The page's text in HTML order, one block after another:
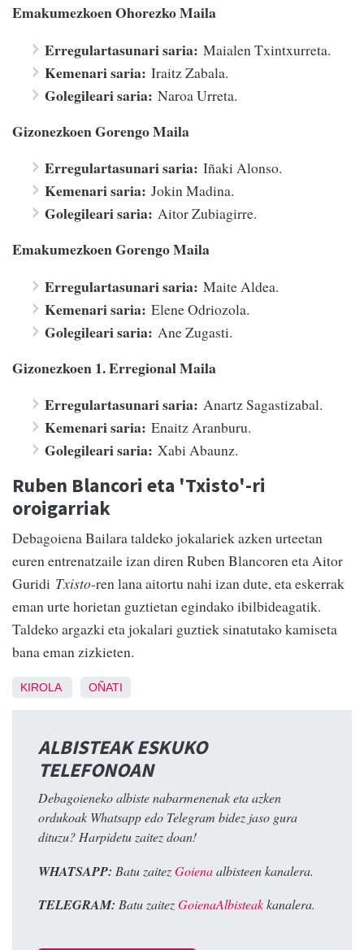
Emakumezkoen Ohorezko Maila
Erregulartasunari saria: Maialen Txintxurreta.
Kemenari saria: Iraitz Zabala.
Golegileari saria: Naroa Urreta.
Gizonezkoen Gorengo Maila
Erregulartasunari saria: Iñaki Alonso.
Kemenari saria: Jokin Madina.
Golegileari saria: Aitor Zubiagirre.
Emakumezkoen Gorengo Maila
Erregulartasunari saria: Maite Aldea.
Kemenari saria: Elene Odriozola.
Golegileari saria: Ane Zugasti.
Gizonezkoen 1. Erregional Maila
Erregulartasunari saria: Anartz Sagastizabal.
Kemenari saria: Enaitz Aranburu.
Golegileari saria: Xabi Abaunz.
Ruben Blancori eta 'Txisto'-ri
oroigarriak
Debagoiena Bailara taldeko jokalariek azken urteetan
euren entrenatzaile izan diren Ruben Blancoren eta Aitor
Guridi Txisto-ren lana aitortu nahi izan dute, eta eskerrak
eman urte horietan guztietan egindako ibilbideagatik.
Taldeko argazki eta jokalari guztiek sinatutako kamiseta
bana eman zizkieten.
KIROLA OÑATI
ALBISTEAK ESKUKO
TELEFONOAN
Debagoieneko albiste nabarmenenak eta azken
ordukoak Whatsapp edo Telegram bidez jaso gura
dituzu? Harpidetu zaitez doan!
WHATSAPP: Batu zaitezGoienaalbisteen kanalera.
TELEGRAM: Batu zaitezGoienaAlbisteakkanalera.